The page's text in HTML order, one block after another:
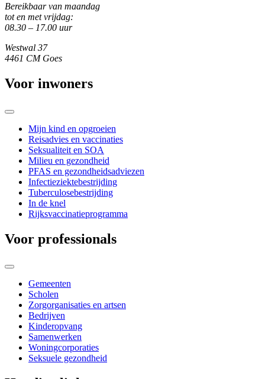
Bereikbaar van maandag
tot en met vrijdag:
08.30 – 17.00 uur
Westwal 37
4461 CM Goes
Voor inwoners
Mijn kind en opgroeien
Reisadvies en vaccinaties
Seksualiteit en SOA
Milieu en gezondheid
PFAS en gezondheidsadviezen
Infectieziektebestrijding
Tuberculosebestrijding
In de knel
Rijksvaccinatieprogramma
Voor professionals
Gemeenten
Scholen
Zorgorganisaties en artsen
Bedrijven
Kinderopvang
Samenwerken
Woningcorporaties
Seksuele gezondheid